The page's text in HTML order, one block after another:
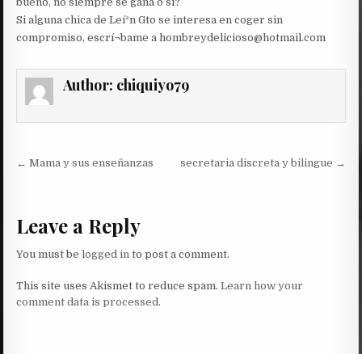
Si alguna chica de Leí²n Gto se interesa en coger sin
compromiso, escrí¬bame a hombreydelicioso@hotmail.com
Author: chiquiyo79
Post
← Mama y sus enseñanzas secretaria discreta y bilingue →
Leave a Reply
You must belogged in to post a comment.
This site uses Akismet to reduce spam.Learn how your
comment data is processed.